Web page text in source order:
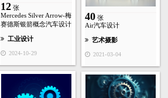
12 张
Mercedes Silver Arrow-梅
赛德斯银箭概念汽车设计
工业设计
2024-10-29
40 张
Air汽车设计
艺术摄影
2021-03-04